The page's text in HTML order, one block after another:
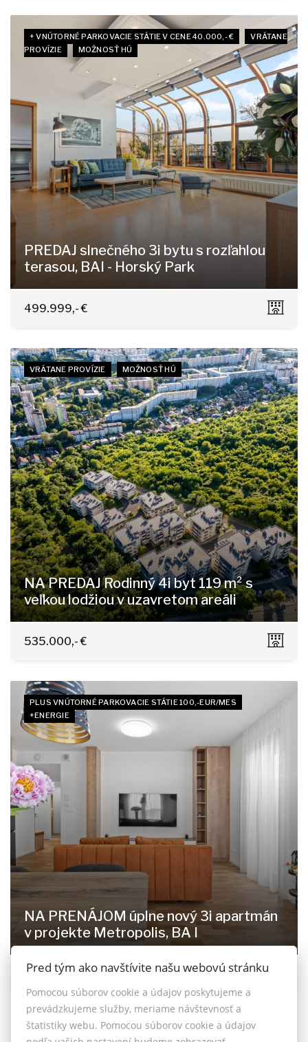
+ VNÚTORNÉ PARKOVACIE STÁTIE V CENE 40.000,- €
VRÁTANE
PROVÍZIE
MOŽNOSŤ HÚ
PREDAJ slnečného 3i bytu s rozľahlou
terasou, BAI - Horský Park
Čapkova 16, Bratislava - Staré Mesto
499.999,- €
VRÁTANE PROVÍZIE MOŽNOSŤ HÚ
NA PREDAJ Rodinný 4i byt 119 m² s
veľkou lodžiou v uzavretom areáli
Staré grunty 264, Bratislava - Karlova Ves
535.000,- €
PLUS VNÚTORNÉ PARKOVACIE STÁTIE 100,-EUR/MES
+ENERGIE
NA PRENÁJOM úplne nový 3i apartmán
v projekte Metropolis, BA I
Bottova 4-6, Bratislava - Staré Mesto
1.300,- €
Pred tým ako navštívite našu webovú stránku
Pomocou súborov cookie a údajov poskytujeme a
prevádzkujeme služby, meriame návštevnosť a
štatistiky webu. Pomocou súborov cookie a údajov